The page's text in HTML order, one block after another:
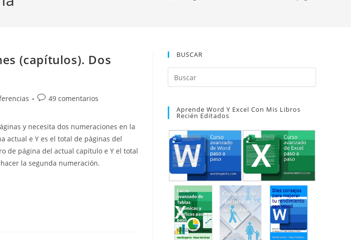
(capítulos). Dos
Comentarios
entrada:
49 comentarios
y necesita dos numeraciones en la
actual e Y es el total de páginas del
de página del actual capítulo e Y el total
la segunda numeración.
BUSCAR
Escape
Aprende Word Y Excel Con Mis Libros
Recién Editados